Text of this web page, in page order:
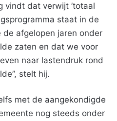
vindt dat verwijt ’totaal
staat in de
afgelopen jaren onder
zaten en dat we voor
naar lastendruk rond
stelt hij.
met de aangekondigde
nog steeds onder